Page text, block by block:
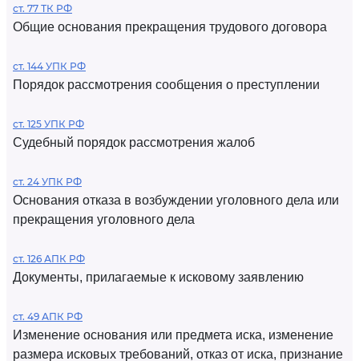
ст. 77 ТК РФ
Общие основания прекращения трудового договора
ст. 144 УПК РФ
Порядок рассмотрения сообщения о преступлении
ст. 125 УПК РФ
Судебный порядок рассмотрения жалоб
ст. 24 УПК РФ
Основания отказа в возбуждении уголовного дела или
прекращения уголовного дела
ст. 126 АПК РФ
Документы, прилагаемые к исковому заявлению
ст. 49 АПК РФ
Изменение основания или предмета иска, изменение
размера исковых требований, отказ от иска, признание